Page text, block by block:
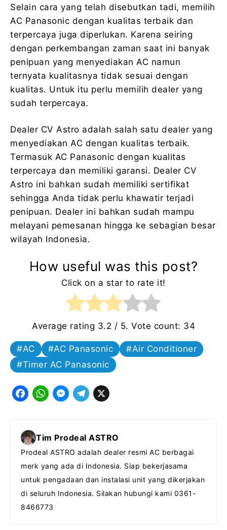
Selain cara yang telah disebutkan tadi, memilih
AC Panasonic dengan kualitas terbaik dan
terpercaya juga diperlukan. Karena seiring
dengan perkembangan zaman saat ini banyak
penipuan yang menyediakan AC namun
ternyata kualitasnya tidak sesuai dengan
kualitas. Untuk itu perlu memilih dealer yang
sudah terpercaya.
Dealer CV Astro adalah salah satu dealer yang
menyediakan AC dengan kualitas terbaik.
Termasuk AC Panasonic dengan kualitas
terpercaya dan memiliki garansi. Dealer CV
Astro ini bahkan sudah memiliki sertifikat
sehingga Anda tidak perlu khawatir terjadi
penipuan. Dealer ini bahkan sudah mampu
melayani pemesanan hingga ke sebagian besar
wilayah Indonesia.
How useful was this post?
Click on a star to rate it!
Average rating 3.2 / 5. Vote count: 34
AC AC Panasonic
Air Conditioner
Timer AC Panasonic
F
c
e
b
o
o
k
W
a
t
s
A
p
p
M
s
e
n
g
T
e
g
r
a
X
Tim Prodeal ASTRO
Prodeal ASTRO adalah dealer resmi AC berbagai
merk yang ada di Indonesia. Siap bekerjasama
untuk pengadaan dan instalasi unit yang dikerjakan
di seluruh Indonesia. Silakan hubungi kami 0361-
8466773